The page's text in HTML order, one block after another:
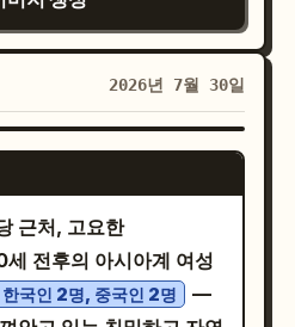
리창, 따뜻한 갈색 좌석으
해 들어오는 부드러운
조명이 어우러져야 합니
즈 높이는 눈높이와 가
이 시각적 중심이며, 남
완전히 보여야 하고, 손
사이의 관계가 명확하고
적인 피부 질감, 미세한
칠판 표지판이 보이도
판에는 Starlight Blend,
Mocha,
Matcha와 같은 음료
근처의 작은 게시판에는
시판에는 Today's
을 가로지르는 큰 날개
방사형 엔진과 프로펠
이 있어야 하며, 차가운
건을 걸치고 있습니다.
갈색 눈을 가진 젊은 남
입고 여성의 무릎이나
워 있습니다. 여성은 한
다정하게 쓰다듬고 다른
에 두어 조용하고 로맨
니다. 왼쪽의 큰 창문을
워의 햇살을 활용하여,
커튼과 소파 및 담요 위
는 하이라이트를 표현하
2026년 7월 30일
GPT IMAGE 2
근처, 고요한
세 전후의 아시아계 여성
국인 2명, 중국인 2명
—